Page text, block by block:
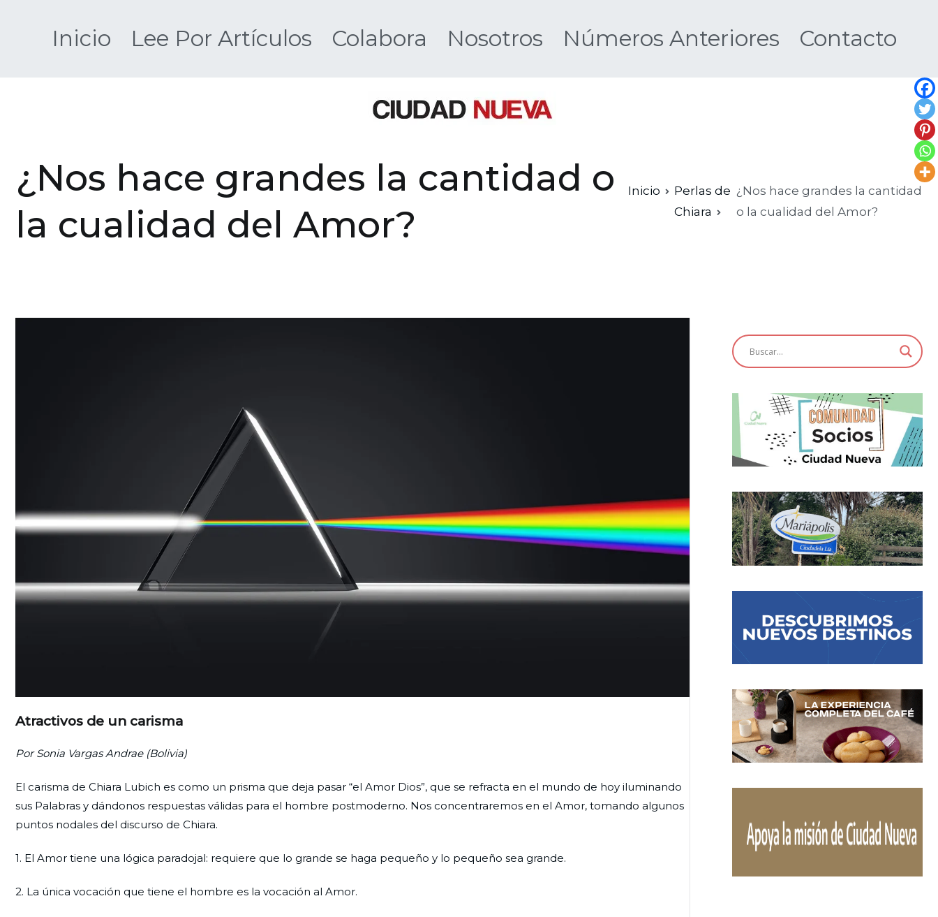
Inicio Lee Por Artículos Colabora Nosotros Números Anteriores Contacto
¿Nos hace grandes la cantidad o
la cualidad del Amor?
Inicio
Perlas de
Chiara
¿Nos hace grandes la cantidad
o la cualidad del Amor?
Atractivos de un carisma
Por Sonia Vargas Andrae (Bolivia)
El carisma de Chiara Lubich es como un prisma que deja pasar “el Amor Dios”, que se refracta en el mundo de hoy iluminando
sus Palabras y dándonos respuestas válidas para el hombre postmoderno. Nos concentraremos en el Amor, tomando algunos
puntos nodales del discurso de Chiara.
1. El Amor tiene una lógica paradojal: requiere que lo grande se haga pequeño y lo pequeño sea grande.
2. La única vocación que tiene el hombre es la vocación al Amor.